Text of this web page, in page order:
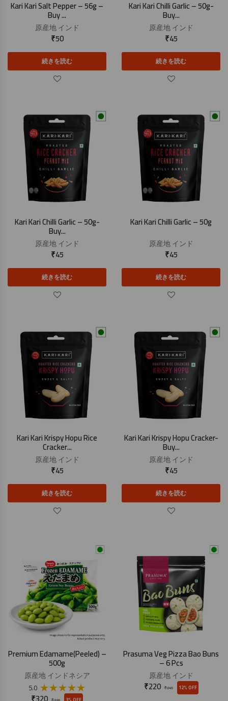
Kari Kari Salt Pepper – 56g –
Buy ...
原産地インド
₹50
続きを読む
Kari Kari Chilli Garlic – 50g-
Buy...
原産地インド
₹45
続きを読む
Kari Kari Chilli Garlic – 50g-
Buy...
原産地インド
₹45
続きを読む
Kari Kari Chilli Garlic – 50g
原産地インド
₹45
続きを読む
Kari Kari Krispy Hopu Rice
Cracker...
原産地インド
₹45
続きを読む
Kari Kari Krispy Hopu Cracker-
Buy...
原産地インド
₹45
続きを読む
Premium Edamame(Peeled) –
500g
原産地インドネシア
5.0 ★★★★★
Prasuma Veg Pizza Bao Buns
– 6 Pcs
原産地インド
₹249
₹220 12% OFF